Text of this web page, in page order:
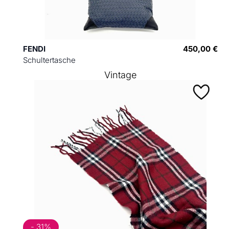
FENDI
Schultertasche
450,00 €
- 31%
Vintage